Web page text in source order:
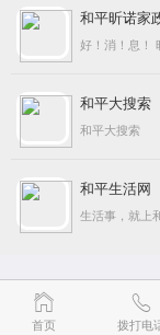
和平昕诺家
好！消！息！
和平大搜索
和平大搜索
和平生活网
首页 拨打电